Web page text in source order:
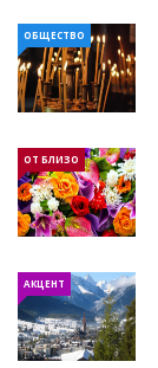
ОБЩЕСТВО
ОТ БЛИЗО
АКЦЕНТ